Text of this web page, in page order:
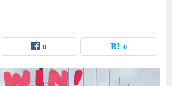
0 0